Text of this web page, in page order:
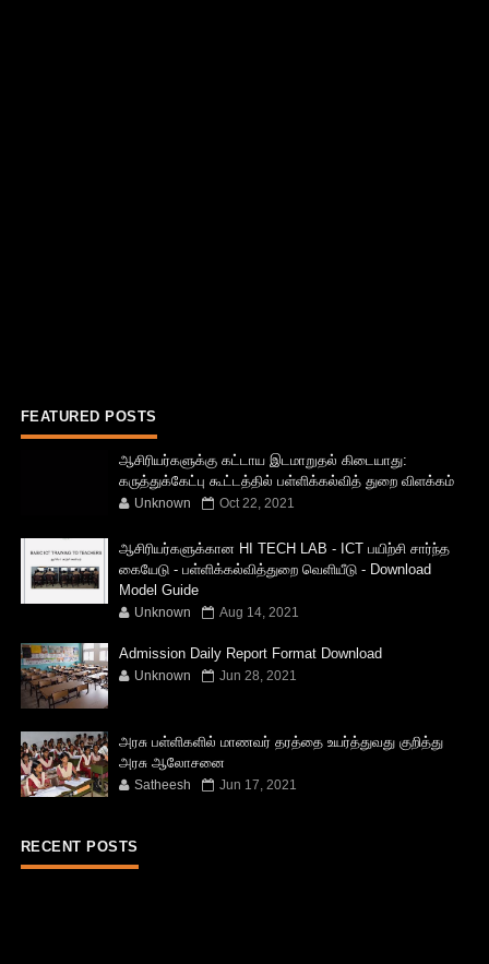
FEATURED POSTS
ஆசிரியர்களுக்கு கட்டாய இடமாறுதல் கிடையாது:
கருத்துக்கேட்பு கூட்டத்தில் பள்ளிக்கல்வித் துறை விளக்கம்
Unknown Oct 22, 2021
ஆசிரியர்களுக்கான HI TECH LAB - ICT பயிற்சி சார்ந்த
கையேடு - பள்ளிக்கல்வித்துறை வெளியீடு - Download
Model Guide
Unknown Aug 14, 2021
Admission Daily Report Format Download
Unknown Jun 28, 2021
அரசு பள்ளிகளில் மாணவர் தரத்தை உயர்த்துவது குறித்து
அரசு ஆலோசனை
Satheesh Jun 17, 2021
RECENT POSTS